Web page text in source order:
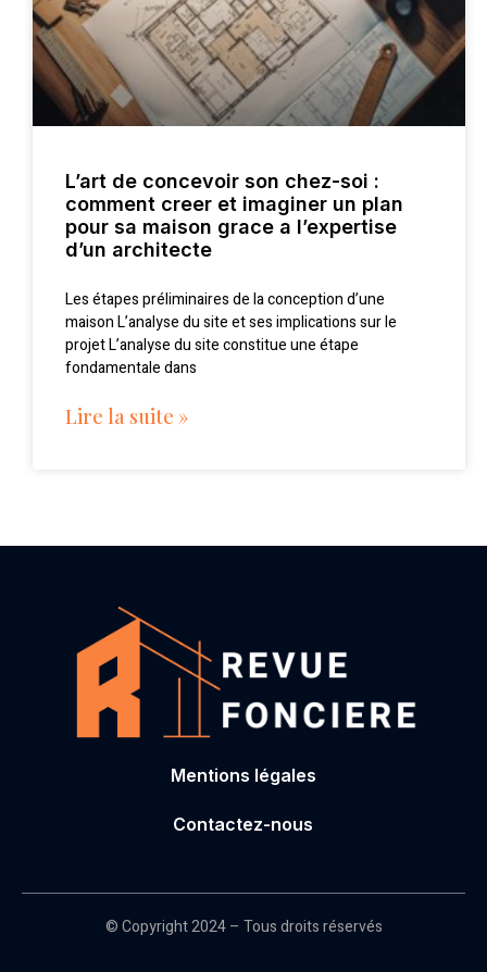
L’art de concevoir son chez-soi :
comment creer et imaginer un plan
pour sa maison grace a l’expertise
d’un architecte
Les étapes préliminaires de la conception d’une
maison L’analyse du site et ses implications sur le
projet L’analyse du site constitue une étape
fondamentale dans
Lire la suite »
Mentions légales
Contactez-nous
© Copyright 2024 – Tous droits réservés